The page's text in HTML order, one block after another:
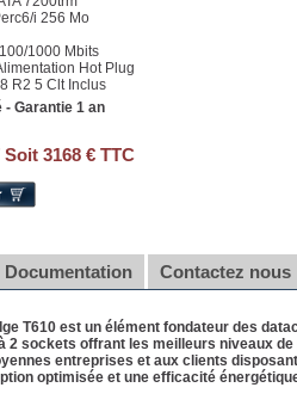
i 256 Mo
1000 Mbits
Hot Plug
R2 5 Clt Inclus
- Garantie 1 an
Soit 3168 € TTC
Documentation Contactez nous
T610 est un élément fondateur des
2 sockets offrant les meilleurs niveaux
entreprises et aux clients
optimisée et une efficacité